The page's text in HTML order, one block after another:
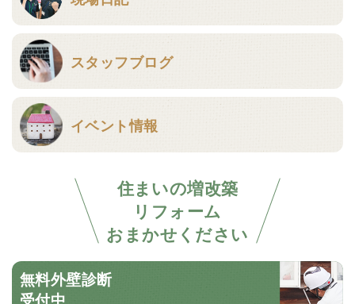
スタッフブログ
イベント情報
住まいの増改築
リフォーム
おまかせください
無料外壁診断
受付中